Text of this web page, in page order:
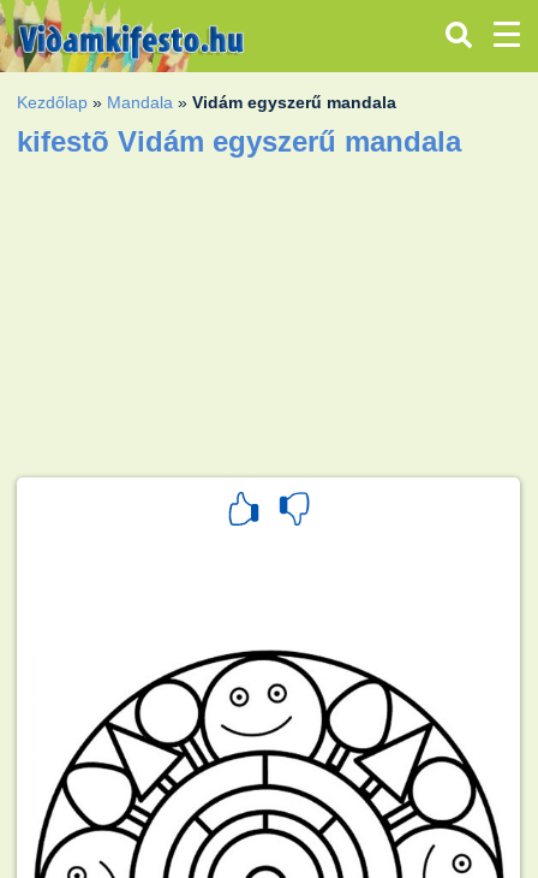
Kezdőlap » Mandala »Vidám egyszerű mandala
kifestõ Vidám egyszerű mandala